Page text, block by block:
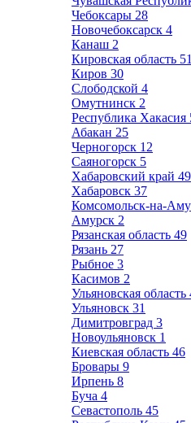
Чебоксары 28
Новочебоксарск 4
Канаш 2
Кировская область 51
Киров 30
Слободской 4
Омутнинск 2
Республика Хакасия
Абакан 25
Черногорск 12
Саяногорск 5
Хабаровский край 49
Хабаровск 37
Комсомольск-на-
Амурск 2
Рязанская область 49
Рязань 27
Рыбное 3
Касимов 2
Ульяновская область
Ульяновск 31
Димитровград 3
Новоульяновск 1
Киевская область 46
Бровары 9
Ирпень 8
Буча 4
Севастополь 45